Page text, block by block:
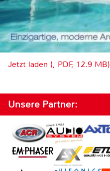
Jetzt laden (, PDF, 12.9 MB)
Unsere Partner: